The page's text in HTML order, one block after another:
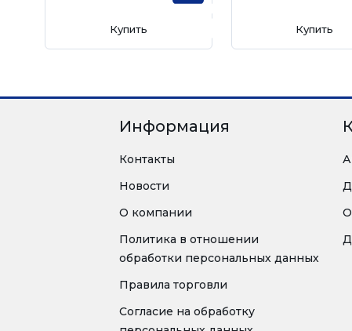
Купить Купить
Информация
Контакты
Новости
О компании
Политика в отношении
обработки персональных данных
Правила торговли
Согласие на обработку